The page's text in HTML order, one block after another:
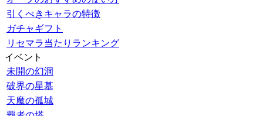
引くべきキャラの特徴
ガチャギフト
リセマラ当たりランキング
イベント
未開の幻洞
破界の星墓
天魔の孤城